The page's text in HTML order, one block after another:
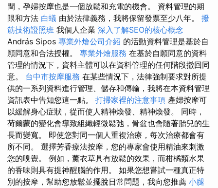
間，孕婦按摩也是一個放鬆和充電的機會。 資料管理的期
限和方法 白蟻 由於法律義務，我將保留發票至少八年。 撥
筋技術證照班 我個人企業 深入了解SEO的核心概念
András Sipos 專業外燴公司介紹 的活動資料管理是基於自
願同意和合法授權。 專業外燴服務 在基於自願同意的資料
管理的情況下，資料主體可以在資料管理的任何階段撤回同
意。 台中市按摩服務 在某些情況下，法律強制要求對所提
供的一系列資料進行管理、儲存和傳輸，我將在本資料管理
資訊表中告知您這一點。 打掃家裡的注意事項 產婦按摩可
以緩解身心症狀，從而使人精神煥發、精神煥發。 同時，
荷爾蒙的變化會導致組織輕微鬆弛，骨盆也會隨著胎兒的生
長而變寬。 即使您對同一個人重複治療，每次治療都會有
所不同。 選擇芳香療法按摩，您的專家會使用精油來刺激
您的嗅覺。 例如，薰衣草具有放鬆的效果，而柑橘類水果
的香味則具有提神醒腦的作用。 如果您想嘗試一種真正特
別的按摩，幫助您放鬆並擺脫日常問題，我向您推薦 小腿